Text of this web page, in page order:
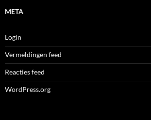
META
Login
Vermeldingen feed
Reacties feed
WordPress.org